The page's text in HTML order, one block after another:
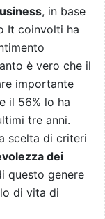
, in base
It coinvolti ha
è vero che il
importante
il 56% lo ha
tre anni.
scelta di criteri
dei
questo genere
di vita di